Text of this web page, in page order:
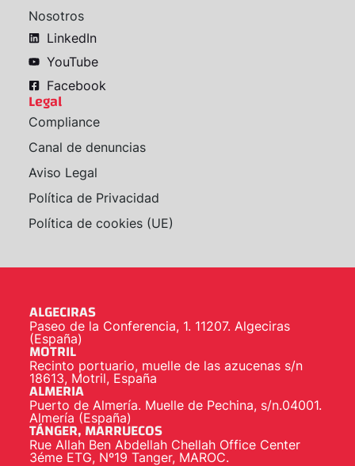
Nosotros
LinkedIn
YouTube
Facebook
Legal
Compliance
Canal de denuncias
Aviso Legal
Política de Privacidad
Política de cookies (UE)
ALGECIRAS
Paseo de la Conferencia, 1. 11207. Algeciras
(España)
MOTRIL
Recinto portuario, muelle de las azucenas s/n
18613, Motril, España
ALMERIA
Puerto de Almería. Muelle de Pechina, s/n.04001.
Almería (España)
TÁNGER, MARRUECOS
Rue Allah Ben Abdellah Chellah Office Center
3éme ETG, Nº19 Tanger, MAROC.